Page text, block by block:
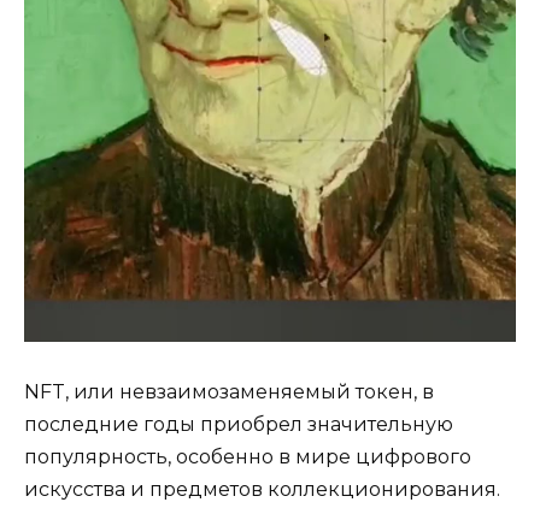
NFT, или невзаимозаменяемый токен, в
последние годы приобрел значительную
популярность, особенно в мире цифрового
искусства и предметов коллекционирования.